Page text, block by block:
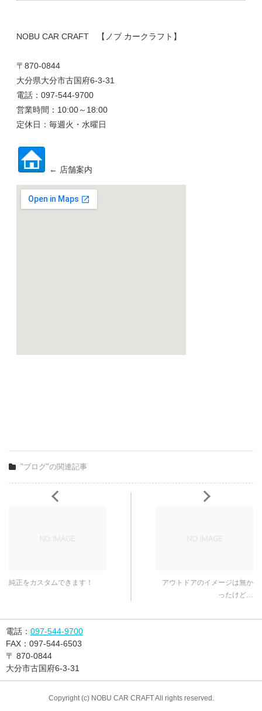
NOBU CAR CRAFT 【ノブ カークラフト】
〒870-0844
大分県大分市古国府6-3-31
電話：097-544-9700
営業時間：10:00～18:00
定休日：毎週火・水曜日
← 店舗案内
"ブログ"の関連記事
純正をカスタムできます！
アウトドアのイメージは無か
ったけど…
電話： 097-544-9700
FAX： 097-544-6503
〒 870-0844
大分市古国府6-3-31
Copyright (c) NOBU CAR CRAFT All rights reserved.